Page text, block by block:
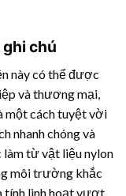
chú
này có thể được
và thương mại,
một cách tuyệt vời
nhanh chóng và
làm từ vật liệu nylon
môi trường khắc
tính linh hoạt vượt